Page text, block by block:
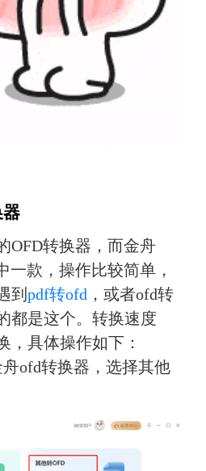
OFD转换器，而金舟
一款，操作比较简单，
到 pdf转ofd ，或者ofd转
都是这个。转换速度
，具体操作如下：
ofd转换器，选择其他